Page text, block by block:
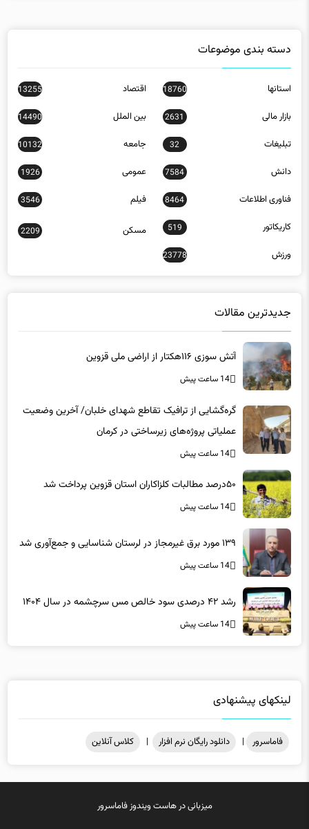
دسته بندی موضوعات
استانها 18760 اقتصاد 13255
بازار مالی 2631 بین الملل 14490
تبلیغات 32 جامعه 10132
دانش 7584 عمومی 1926
فناوری اطلاعات 8464 فیلم 3546
کاریکاتور 519 مسکن 2209
ورزش 23778
جدیدترین مقالات
آتش سوزی ۱۱۶هکتار از اراضی ملی قزوین
14 ساعت پیش
گره‌گشایی از ترافیک تقاطع شهدای خلبان/ آخرین وضعیت
عملیاتی پروژه‌های زیرساختی در کرمان
14 ساعت پیش
۵۰درصد مطالبات کلزاکاران استان قزوین پرداخت شد
14 ساعت پیش
۱۳۹ مورد برق غیرمجاز در لرستان شناسایی و جمع‌آوری شد
14 ساعت پیش
رشد ۴۲ درصدی سود خالص مس سرچشمه در سال ۱۴۰۴
14 ساعت پیش
لینکهای پیشنهادی
فاماسرور | دانلود رایگان نرم افزار | کلاس آنلاین
میزبانی درهاست ویندوز فاماسرور